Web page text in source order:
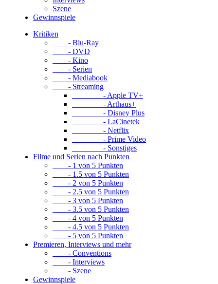
Szene
Gewinnspiele
Kritiken
- Blu-Ray
- DVD
- Kino
- Serien
- Mediabook
- Streaming
- Apple TV+
- Arthaus+
- Disney Plus
- LaCinetek
- Netflix
- Prime Video
- Sonstiges
Filme und Serien nach Punkten
- 1 von 5 Punkten
- 1.5 von 5 Punkten
- 2 von 5 Punkten
- 2.5 von 5 Punkten
- 3 von 5 Punkten
- 3.5 von 5 Punkten
- 4 von 5 Punkten
- 4.5 von 5 Punkten
- 5 von 5 Punkten
Premieren, Interviews und mehr
- Conventions
- Interviews
- Szene
Gewinnspiele